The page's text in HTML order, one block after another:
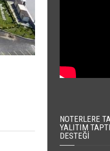
NOTERLERE
YALITIM
DESTEĞI